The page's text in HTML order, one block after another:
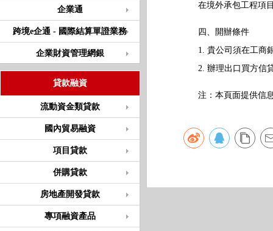
企業通
跨境e企通 - 國際結算單證業務
企業財資管理網銀
貸款融資
流動資金類貸款
國內貿易融資
項目貸款
併購貸款
房地產開發貸款
專項融資產品
在境外承包工程項目
四、開辦條件
1. 貴公司須在工商銀
2. 辦理出口買方信貸
注：本頁面提供信息